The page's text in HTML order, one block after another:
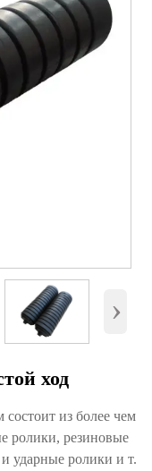
›
ход
из более чем
ролики, резиновые
ударные ролики и т.